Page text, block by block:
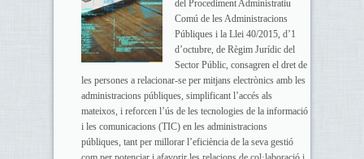
del Procediment Administratiu
Comú de les Administracions
Públiques i la Llei 40/2015, d’1
d’octubre, de Règim Jurídic del
Sector Públic, consagren el dret de
les persones a relacionar-se per mitjans electrònics amb les
administracions públiques, simplificant l’accés als
mateixos, i reforcen l’ús de les tecnologies de la informació
i les comunicacions (TIC) en les administracions
públiques, tant per millorar l’eficiència de la seva gestió